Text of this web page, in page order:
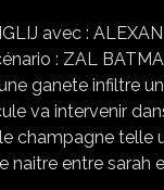
avec :
: ZAL
ganete infiltre
va intervenir
champagne
entre sarah